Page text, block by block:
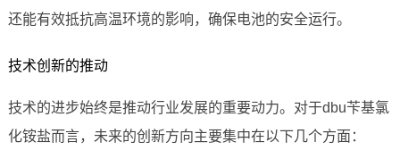
还能有效抵抗高温环境的影响，确保电池的安全运行。
技术创新的推动
技术的进步始终是推动行业发展的重要动力。对于dbu苄基氯
化铵盐而言，未来的创新方向主要集中在以下几个方面：